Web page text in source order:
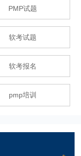
PMP试题
软考试题
软考报名
pmp培训